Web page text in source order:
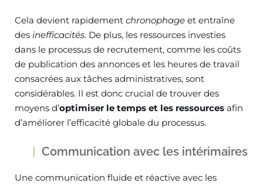
Cela devient rapidement chronophage et entraîne
des inefficacités. De plus, les ressources investies
dans le processus de recrutement, comme les coûts
de publication des annonces et les heures de travail
consacrées aux tâches administratives, sont
considérables. Il est donc crucial de trouver des
moyens d’optimiser le temps et les ressources afin
d’améliorer l’efficacité globale du processus.
Communication avec les intérimaires
Une communication fluide et réactive avec les